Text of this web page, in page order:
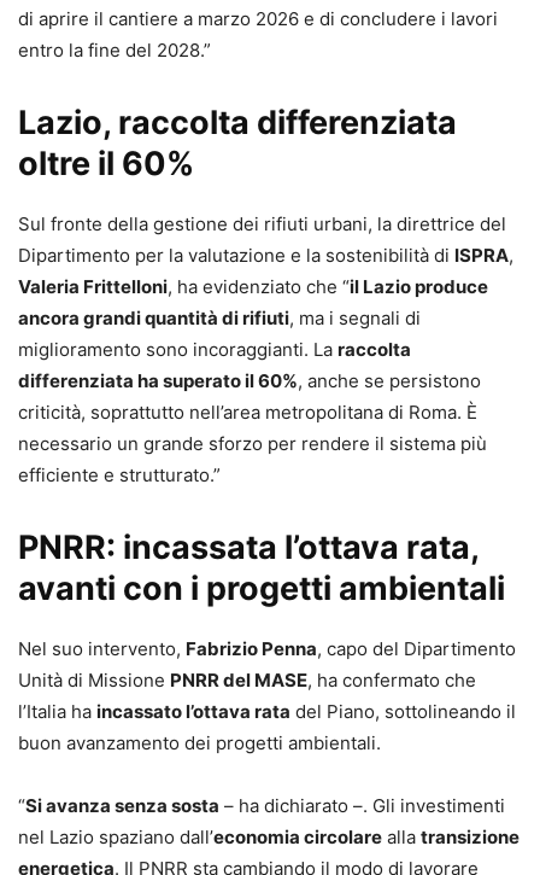
di aprire il cantiere a marzo 2026 e di concludere i lavori
entro la fine del 2028.”
Lazio, raccolta differenziata
oltre il 60%
Sul fronte della gestione dei rifiuti urbani, la direttrice del
Dipartimento per la valutazione e la sostenibilità di ISPRA,
Valeria Frittelloni, ha evidenziato che “il Lazio produce
ancora grandi quantità di rifiuti, ma i segnali di
miglioramento sono incoraggianti. La raccolta
differenziata ha superato il 60%, anche se persistono
criticità, soprattutto nell’area metropolitana di Roma. È
necessario un grande sforzo per rendere il sistema più
efficiente e strutturato.”
PNRR: incassata l’ottava rata,
avanti con i progetti ambientali
Nel suo intervento, Fabrizio Penna, capo del Dipartimento
Unità di Missione PNRR del MASE, ha confermato che
l’Italia ha incassato l’ottava rata del Piano, sottolineando il
buon avanzamento dei progetti ambientali.
“Si avanza senza sosta – ha dichiarato –. Gli investimenti
nel Lazio spaziano dall’economia circolare alla transizione
energetica. Il PNRR sta cambiando il modo di lavorare